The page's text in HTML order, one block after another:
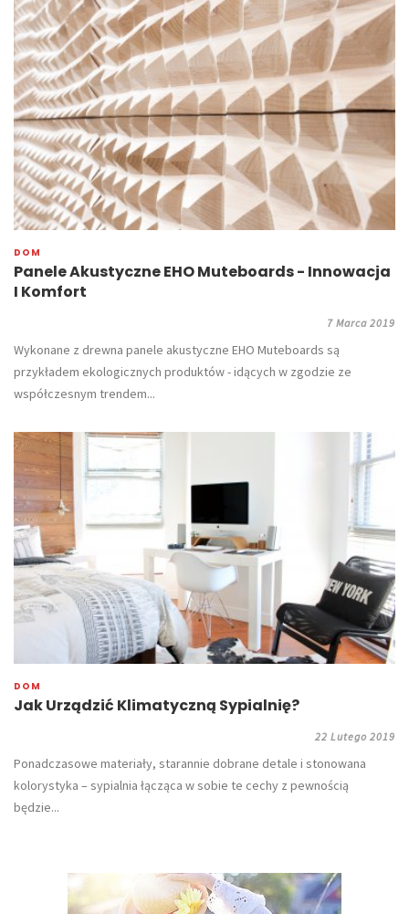
DOM
Panele Akustyczne EHO Muteboards - Innowacja
I Komfort
7 Marca 2019
Wykonane z drewna panele akustyczne EHO Muteboards są
przykładem ekologicznych produktów - idących w zgodzie ze
współczesnym trendem...
DOM
Jak Urządzić Klimatyczną Sypialnię?
22 Lutego 2019
Ponadczasowe materiały, starannie dobrane detale i stonowana
kolorystyka – sypialnia łącząca w sobie te cechy z pewnością
będzie...